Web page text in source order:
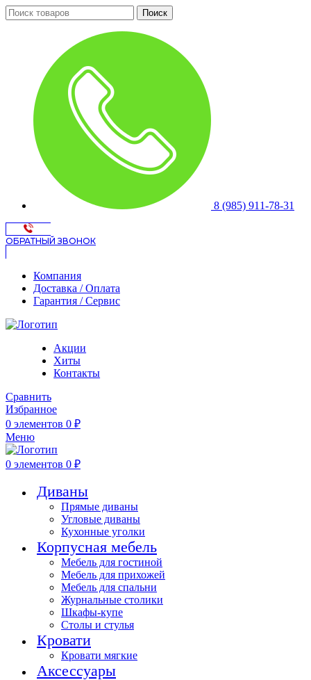
Поиск
8 (985) 911-78-31
ОБРАТНЫЙ ЗВОНОК
Компания
Доставка / Оплата
Гарантия / Сервис
Акции
Хиты
Контакты
Сравнить
Избранное
0 элементов 0 ₽
Меню
0 элементов 0 ₽
Диваны
Прямые диваны
Угловые диваны
Кухонные уголки
Корпусная мебель
Мебель для гостиной
Мебель для прихожей
Мебель для спальни
Журнальные столики
Шкафы-купе
Столы и стулья
Кровати
Кровати мягкие
Аксессуары